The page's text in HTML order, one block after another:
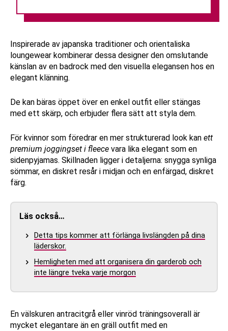
Inspirerade av japanska traditioner och orientaliska
loungewear kombinerar dessa designer den omslutande
känslan av en badrock med den visuella elegansen hos en
elegant klänning.
De kan bäras öppet över en enkel outfit eller stängas
med ett skärp, och erbjuder flera sätt att styla dem.
För kvinnor som föredrar en mer strukturerad look kan ett
premium joggingset i fleece vara lika elegant som en
sidenpyjamas. Skillnaden ligger i detaljerna: snygga synliga
sömmar, en diskret resår i midjan och en enfärgad, diskret
färg.
Läs också…
Detta tips kommer att förlänga livslängden på dina
läderskor.
Hemligheten med att organisera din garderob och
inte längre tveka varje morgon
En välskuren antracitgrå eller vinröd träningsoverall är
mycket elegantare än en gräll outfit med en